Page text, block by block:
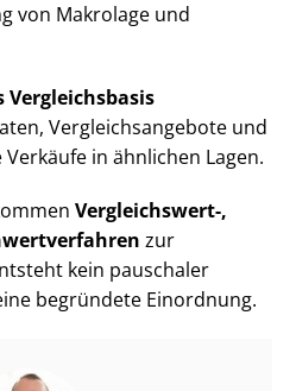
von Makrolage und
Ver­gleichs­an­ge­bo­te und
in ähnlichen Lagen.
Vergleichswert-,
zur
kein pauschaler
begründete Einordnung.